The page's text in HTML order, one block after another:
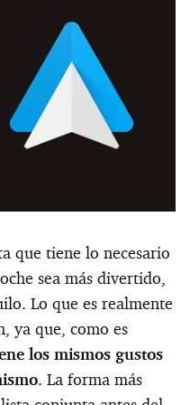
que tiene lo necesario
sea más divertido,
Lo que es realmente
ya que, como es
los mismos gustos
. La forma más